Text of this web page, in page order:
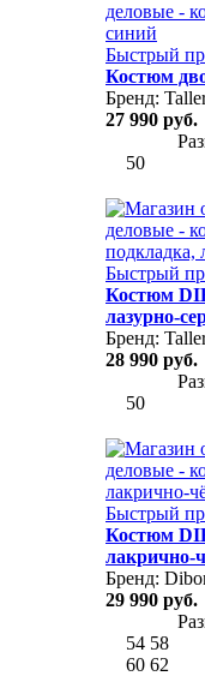
Быстрый
Костюм
Бренд:
27 990 руб.
50
Быстрый
Костюм
лазурно-
Бренд:
28 990 руб.
50
Быстрый
Костюм
лакрично-
Бренд:
29 990 руб.
54 58
60 62